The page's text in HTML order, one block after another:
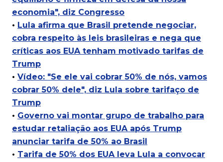
economia", diz Congresso
• Lula afirma que Brasil pretende negociar,
cobra respeito às leis brasileiras e nega que
críticas aos EUA tenham motivado tarifas de
Trump
• Vídeo: "Se ele vai cobrar 50% de nós, vamos
cobrar 50% dele", diz Lula sobre tarifaço de
Trump
• Governo vai montar grupo de trabalho para
estudar retaliação aos EUA após Trump
anunciar tarifa de 50% ao Brasil
• Tarifa de 50% dos EUA leva Lula a convocar